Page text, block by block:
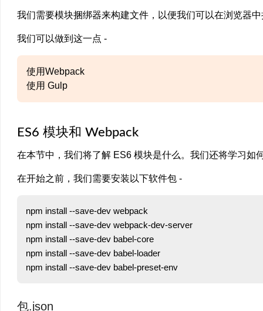
我们需要模块捆绑器来构建文件，以便我们可以在浏览器
我们可以做到这一点 -
使用Webpack
使用 Gulp
ES6 模块和 Webpack
在本节中，我们将了解 ES6 模块是什么。我们还将学习如
在开始之前，我们需要安装以下软件包 -
npm install --save-dev webpack
npm install --save-dev webpack-dev-server
npm install --save-dev babel-core
npm install --save-dev babel-loader
包.json